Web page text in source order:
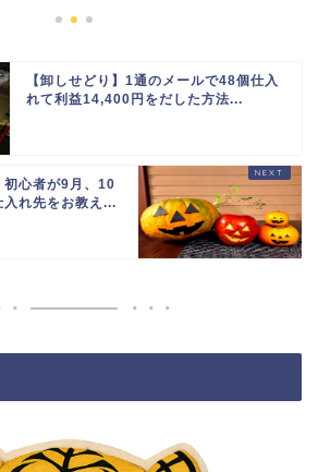
【卸しせどり】1通のメールで48個仕入
れて利益14,400円をだした方法...
初心者が9月、10
入れ先をお教え...